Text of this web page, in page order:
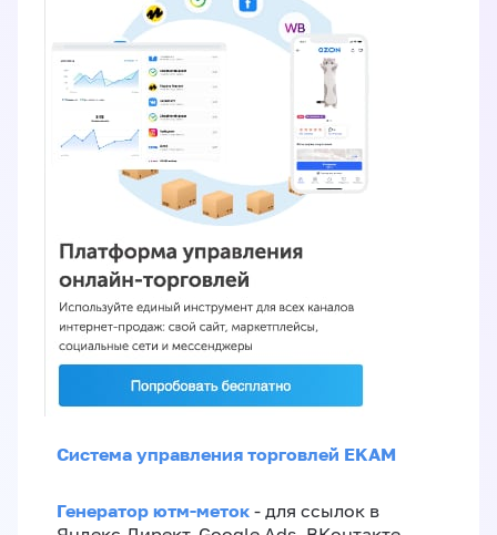
Система управления торговлей EKAM
Генератор ютм-меток - для ссылок в